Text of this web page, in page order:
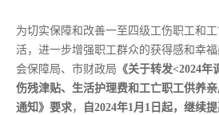
为切实保障和改善一至四级工伤职工和
活，进一步增强职工群众的获得感和幸
会保障局、市财政局 《关于转发<2024
伤残津贴、生活护理费和工亡职工供养
通知》要求，
自2024年1月1日起，继续